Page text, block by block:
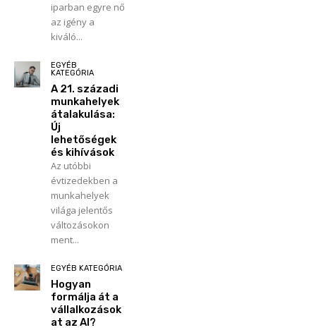
iparban egyre nő
az igény a
kiváló...
EGYÉB
KATEGÓRIA
A 21. századi
munkahelyek
átalakulása:
Új
lehetőségek
és kihívások
Az utóbbi
évtizedekben a
munkahelyek
világa jelentős
változásokon
ment...
EGYÉB KATEGÓRIA
Hogyan
formálja át a
vállalkozások
at az AI?